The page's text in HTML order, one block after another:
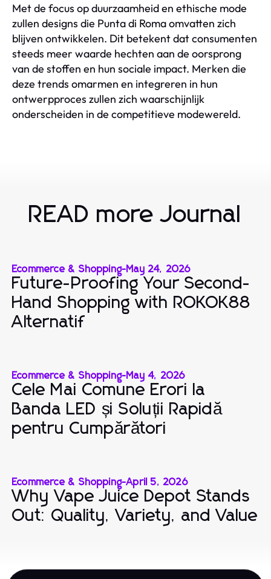
Met de focus op duurzaamheid en ethische mode
zullen designs die Punta di Roma omvatten zich
blijven ontwikkelen. Dit betekent dat consumenten
steeds meer waarde hechten aan de oorsprong
van de stoffen en hun sociale impact. Merken die
deze trends omarmen en integreren in hun
ontwerpproces zullen zich waarschijnlijk
onderscheiden in de competitieve modewereld.
READ more Journal
Ecommerce & Shopping-May 24, 2026
Future-Proofing Your Second-
Hand Shopping with ROKOK88
Alternatif
Ecommerce & Shopping-May 4, 2026
Cele Mai Comune Erori la
Banda LED și Soluții Rapidă
pentru Cumpărători
Ecommerce & Shopping-April 5, 2026
Why Vape Juice Depot Stands
Out: Quality, Variety, and Value